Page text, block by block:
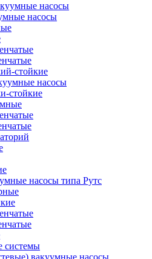
насосы
насосы
стойкие
насосы
стойкие
насосы типа Рутс
системы
вакуумные насосы